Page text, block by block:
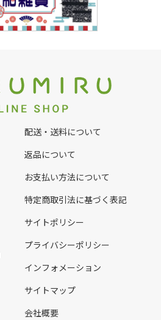
配送・送料について
返品について
お支払い方法について
特定商取引法に基づく表記
サイトポリシー
プライバシーポリシー
インフォメーション
サイトマップ
会社概要